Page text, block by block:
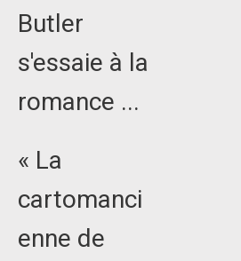
Butler
s'essaie à la
romance ...
« La
cartomanci
enne de